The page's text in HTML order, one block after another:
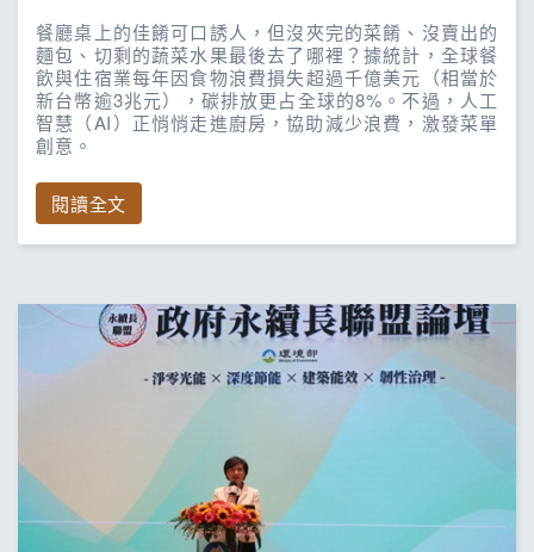
餐廳桌上的佳餚可口誘人，但沒夾完的菜餚、沒賣出的
麵包、切剩的蔬菜水果最後去了哪裡？據統計，全球餐
飲與住宿業每年因食物浪費損失超過千億美元（相當於
新台幣逾3兆元），碳排放更占全球的8%。不過，人工
智慧（AI）正悄悄走進廚房，協助減少浪費，激發菜單
創意。
閱讀全文